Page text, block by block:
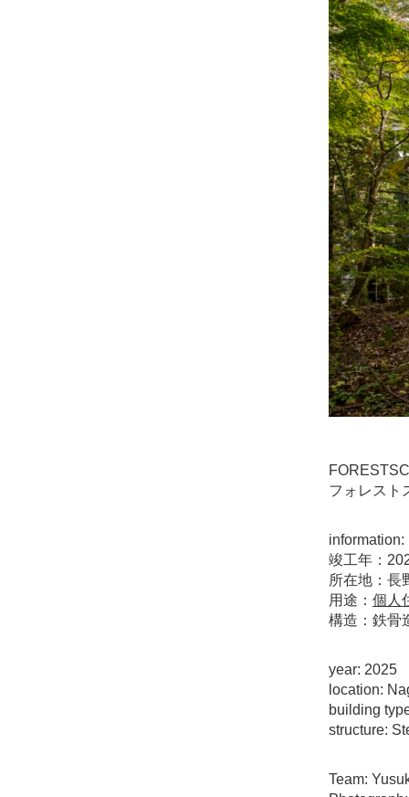
フォレスト
information:
竣工年：
所在地：長
用途： 個人
構造：鉄骨
year: 2025
location:
building
structure:
Team: